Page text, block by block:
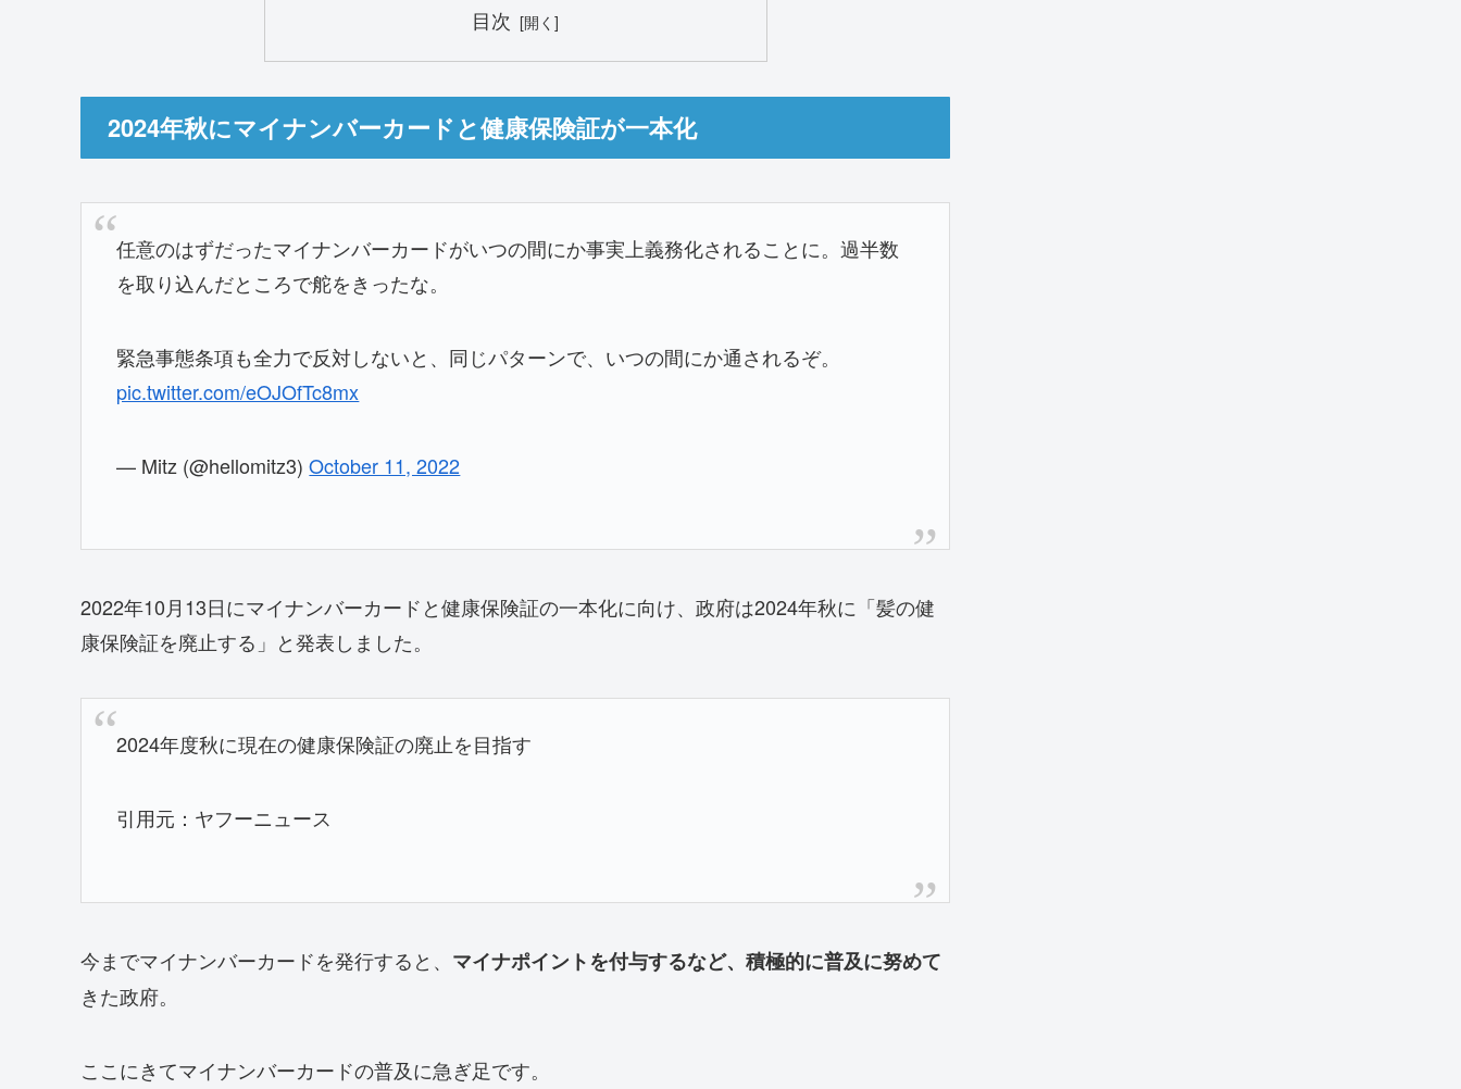
目次
2024年秋にマイナンバーカードと健康保険証が一本化
任意のはずだったマイナンバーカードがいつの間にか事実上義務化されることに。過半数
を取り込んだところで舵をきったな。
緊急事態条項も全力で反対しないと、同じパターンで、いつの間にか通されるぞ。
pic.twitter.com/eOJOfTc8mx
— Mitz (@hellomitz3)October 11, 2022
2022年10月13日にマイナンバーカードと健康保険証の一本化に向け、政府は2024年秋に「髪の健
康保険証を廃止する」と発表しました。
2024年度秋に現在の健康保険証の廃止を目指す
引用元：ヤフーニュース
今までマイナンバーカードを発行すると、 マイナポイントを付与するなど、積極的に普及に努めて
きた政府。
ここにきてマイナンバーカードの普及に急ぎ足です。